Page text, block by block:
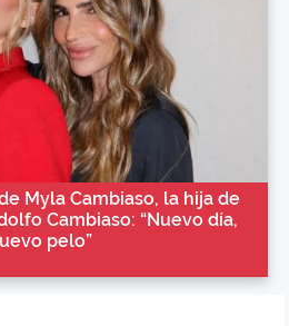
Myla Cambiaso, la hija de
Cambiaso: “Nuevo día,
pelo”